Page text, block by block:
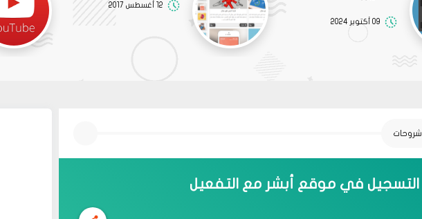
09 أكتوبر 2024
12 أغسطس 2017
شروحات
التسجيل في موقع أبشر مع التفعيل